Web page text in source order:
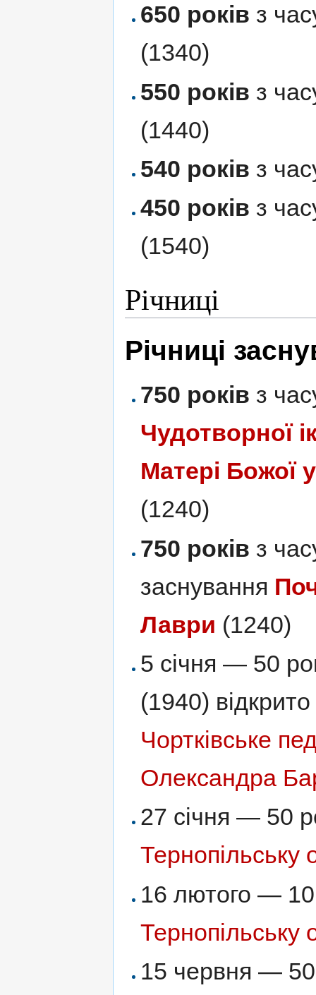
650 років з
(1340)
550 років з
(1440)
540 років з
450 років з
(1540)
Річниці
Річниці
750 років з
Чудотворної
Матері Божої
(1240)
750 років з
заснування
Лаври (1240)
5 січня — 50
(1940) відкрито
Чортківське
Олександра
27 січня — 50
Тернопільську
16 лютого — 10
Тернопільську
15 червня — 50